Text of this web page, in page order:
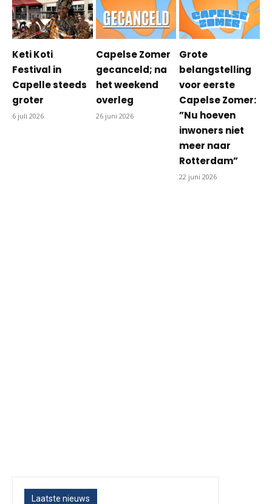
Keti Koti
Festival in
Capelle steeds
groter
6 juli 2026
Capelse Zomer
gecanceld; na
het weekend
overleg
26 juni 2026
Grote
belangstelling
voor eerste
Capelse Zomer:
”Nu hoeven
inwoners niet
meer naar
Rotterdam”
22 juni 2026
Laatste nieuws